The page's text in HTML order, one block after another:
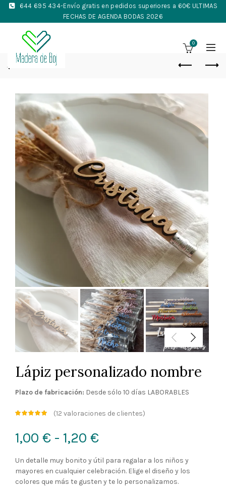
644 695 434-Envío gratis en pedidos superiores a 60€ ULTIMAS
FECHAS DE AGENDA BODAS 2026
0
Lápiz personalizado nombre
Plazo de fabricación: Desde sólo 10 días LABORABLES
(12 valoraciones de clientes)
1,00 € - 1,20 €Rango
de
precios:
Un detalle muy bonito y útil para regalar a los niños y
mayores en cualquier celebración. Elige el diseño y los
colores que más te gusten y te lo personalizamos.